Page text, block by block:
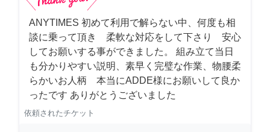
ANYTIMES 初めて利用で解らない中、何度も相
談に乗って頂き 柔軟な対応をして下さり 安心
してお願いする事ができました。 組み立て当日
も分かりやすい説明、素早く完璧な作業、物腰柔
らかいお人柄 本当にADDE様にお願いして良か
ったです ありがとうございました
依頼されたチケット